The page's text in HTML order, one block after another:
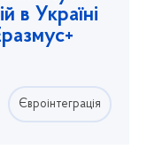
в Україні
Євроінтеграція